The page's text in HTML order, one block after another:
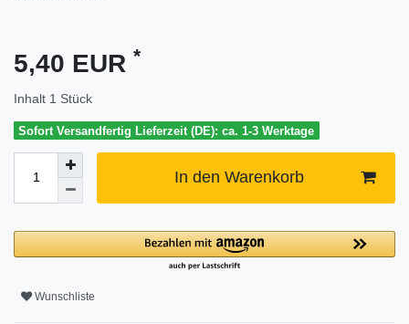
5,40 EUR *
Inhalt 1 Stück
Sofort Versandfertig Lieferzeit (DE): ca. 1-3 Werktage
In den Warenkorb
Wunschliste